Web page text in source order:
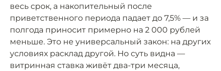
весь срок, а накопительный после
приветственного периода падает до 7,5% — и за
полгода приносит примерно на 2 000 рублей
меньше. Это не универсальный закон: на других
условиях расклад другой. Но суть видна —
витринная ставка живёт два-три месяца,